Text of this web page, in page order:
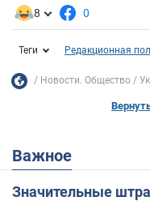
8 0
Теги Редакционная
Новости. Общество
Важное
Значительные